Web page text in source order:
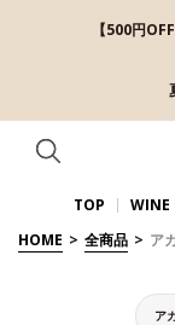
【500円
TOP WINE
HOME > 全商品 > ア
ア